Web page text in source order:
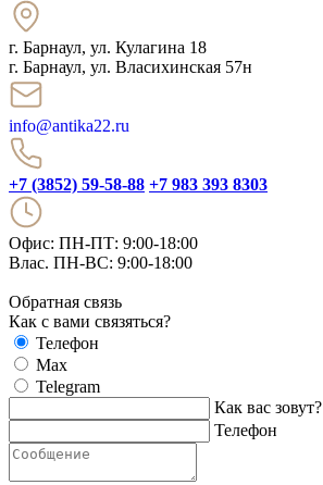
г. Барнаул, ул. Кулагина 18
г. Барнаул, ул. Власихинская 57н
info@antika22.ru
+7 (3852) 59-58-88 +7 983 393 8303
Офис: ПН-ПТ: 9:00-18:00
Влас. ПН-ВС: 9:00-18:00
Обратная связь
Как с вами связяться?
Телефон
Max
Telegram
Как вас зовут?
Телефон